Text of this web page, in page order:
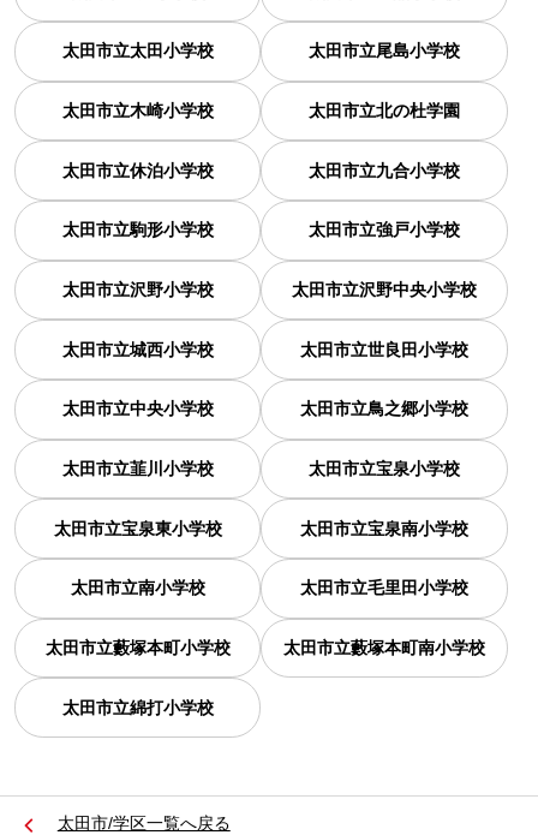
太田市立太田小学校 太田市立尾島小学校
太田市立木崎小学校 太田市立北の杜学園
太田市立休泊小学校 太田市立九合小学校
太田市立駒形小学校 太田市立強戸小学校
太田市立沢野小学校 太田市立沢野中央小学校
太田市立城西小学校 太田市立世良田小学校
太田市立中央小学校 太田市立鳥之郷小学校
太田市立韮川小学校 太田市立宝泉小学校
太田市立宝泉東小学校 太田市立宝泉南小学校
太田市立南小学校 太田市立毛里田小学校
太田市立藪塚本町小学校 太田市立藪塚本町南小学校
太田市立綿打小学校
太田市/学区一覧へ戻る